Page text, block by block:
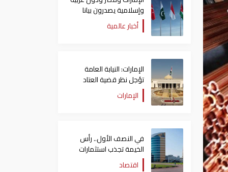
وإسلامية يصدرون بيانا
مشتركا بشأن الانتهاكات
الإسرائيلية في غزة
أخبار عالمية
الإمارات: النيابة العامة
تؤجل نظر قضية العتاد
العسكري للسودان
الإمارات
في النصف الأول.. رأس
الخيمة تجذب استثمارات
تتجاوز 771 مليون درهماقتصاد